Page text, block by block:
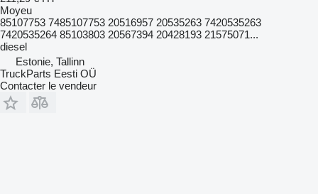
Moyeu
85107753 7485107753 20516957 20535263 7420535263
7420535264 85103803 20567394 20428193 21575071...
diesel
Estonie, Tallinn
TruckParts Eesti OÜ
Contacter le vendeur